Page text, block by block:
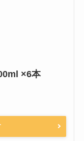
×6本